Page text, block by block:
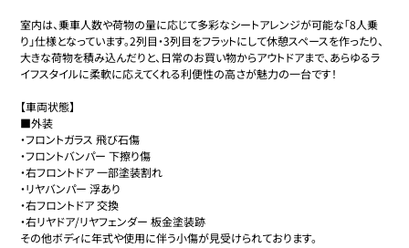
室内は、乗車人数や荷物の量に応じて多彩なシートアレンジが可能な「8人乗
り」仕様となっています。2列目・3列目をフラットにして休憩スペースを作ったり、
大きな荷物を積み込んだりと、日常のお買い物からアウトドアまで、あらゆるラ
イフスタイルに柔軟に応えてくれる利便性の高さが魅力の一台です！
【車両状態】
■外装
・フロントガラス 飛び石傷
・フロントバンパー 下擦り傷
・右フロントドア 一部塗装割れ
・リヤバンパー 浮あり
・右フロントドア 交換
・右リヤドア/リヤフェンダー 板金塗装跡
その他ボディに年式や使用に伴う小傷が見受けられております。